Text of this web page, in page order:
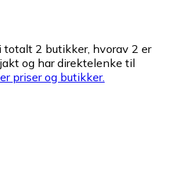
2 butikker, hvorav 2 er
og har direktelenke til
priser og butikker.